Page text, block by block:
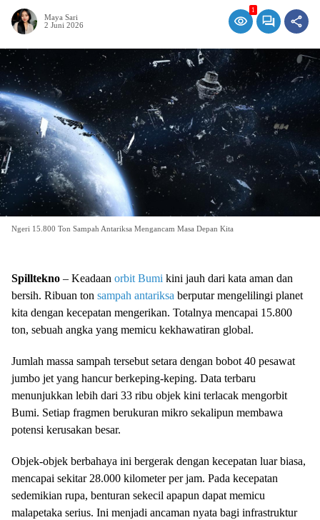
Maya Sari
2 Juni 2026
1
Ngeri 15.800 Ton Sampah Antariksa Mengancam Masa Depan Kita
Spilltekno – Keadaan orbit Bumi kini jauh dari kata aman dan
bersih. Ribuan ton sampah antariksa berputar mengelilingi planet
kita dengan kecepatan mengerikan. Totalnya mencapai 15.800
ton, sebuah angka yang memicu kekhawatiran global.
Jumlah massa sampah tersebut setara dengan bobot 40 pesawat
jumbo jet yang hancur berkeping-keping. Data terbaru
menunjukkan lebih dari 33 ribu objek kini terlacak mengorbit
Bumi. Setiap fragmen berukuran mikro sekalipun membawa
potensi kerusakan besar.
Objek-objek berbahaya ini bergerak dengan kecepatan luar biasa,
mencapai sekitar 28.000 kilometer per jam. Pada kecepatan
sedemikian rupa, benturan sekecil apapun dapat memicu
malapetaka serius. Ini menjadi ancaman nyata bagi infrastruktur